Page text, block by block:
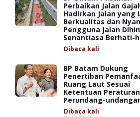
Perbaikan Jalan
Hadirkan Jalan yang
Berkualitas dan
Pengguna Jalan
Senantiasa Berhati-
Dibaca kali
BP Batam Dukung
Penertiban
Ruang Laut Sesuai
Ketentuan Peraturan
Perundang-
Dibaca kali